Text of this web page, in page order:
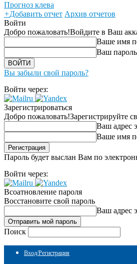
Прогноз клева
+Добавить отчет Архив отчетов
Войти
Добро пожаловать!Войдите в Ваш
Ваше имя
Ваш пароль
Вы забыли свой пароль?
Войти через:
Зарегистрироваться
Добро пожаловать!Зарегистрируйте
Ваш адрес
Ваше имя
Пароль будет выслан Вам по
Войти через:
Всоатновление пароля
Восстановите свой пароль
Ваш адрес
Поиск
Вход/Регистрация